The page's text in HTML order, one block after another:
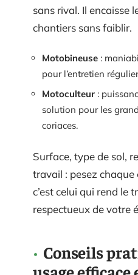
sans rival. Il encaisse
chantiers sans faiblir.
Motobineuse :
pour l’entretien
Motoculteur :
solution pour les
coriaces.
Surface, type de sol,
travail : pesez chaque
c’est celui qui rend le
respectueux de votre
Conseils